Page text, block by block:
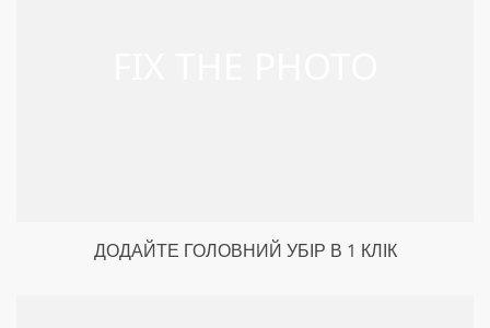
ДОДАЙТЕ ГОЛОВНИЙ УБІР В 1 КЛІК